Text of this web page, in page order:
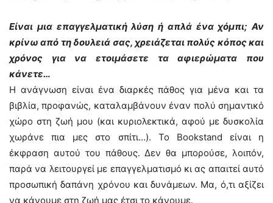
Είναι μια επαγγελματική λύση ή απλά ένα χόμπι; Αν
κρίνω από τη δουλειά σας, χρειάζεται πολύς κόπος και
χρόνος για να ετοιμάσετε τα αφιερώματα που
κάνετε…
Η ανάγνωση είναι ένα διαρκές πάθος για μένα και τα
βιβλία, προφανώς, καταλαμβάνουν έναν πολύ σημαντικό
χώρο στη ζωή μου (και κυριολεκτικά, αφού με δυσκολία
χωράνε πια μες στο σπίτι…). Το Bookstand είναι η
έκφραση αυτού του πάθους. Δεν θα μπορούσε, λοιπόν,
παρά να λειτουργεί με επαγγελματισμό κι ας απαιτεί αυτό
προσωπική δαπάνη χρόνου και δυνάμεων. Μα, ό,τι αξίζει
να κάνουμε στη ζωή μας έτσι το κάνουμε.